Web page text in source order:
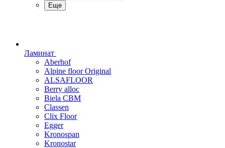
Еще
Ламинат
Aberhof
Alpine floor Original
ALSAFLOOR
Berry alloc
Biela CBM
Classen
Clix Floor
Egger
Kronospan
Kronostar